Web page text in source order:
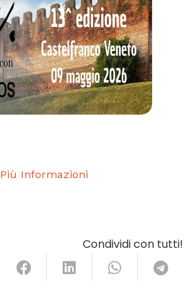
Più Informazioni
Condividi con tutti!